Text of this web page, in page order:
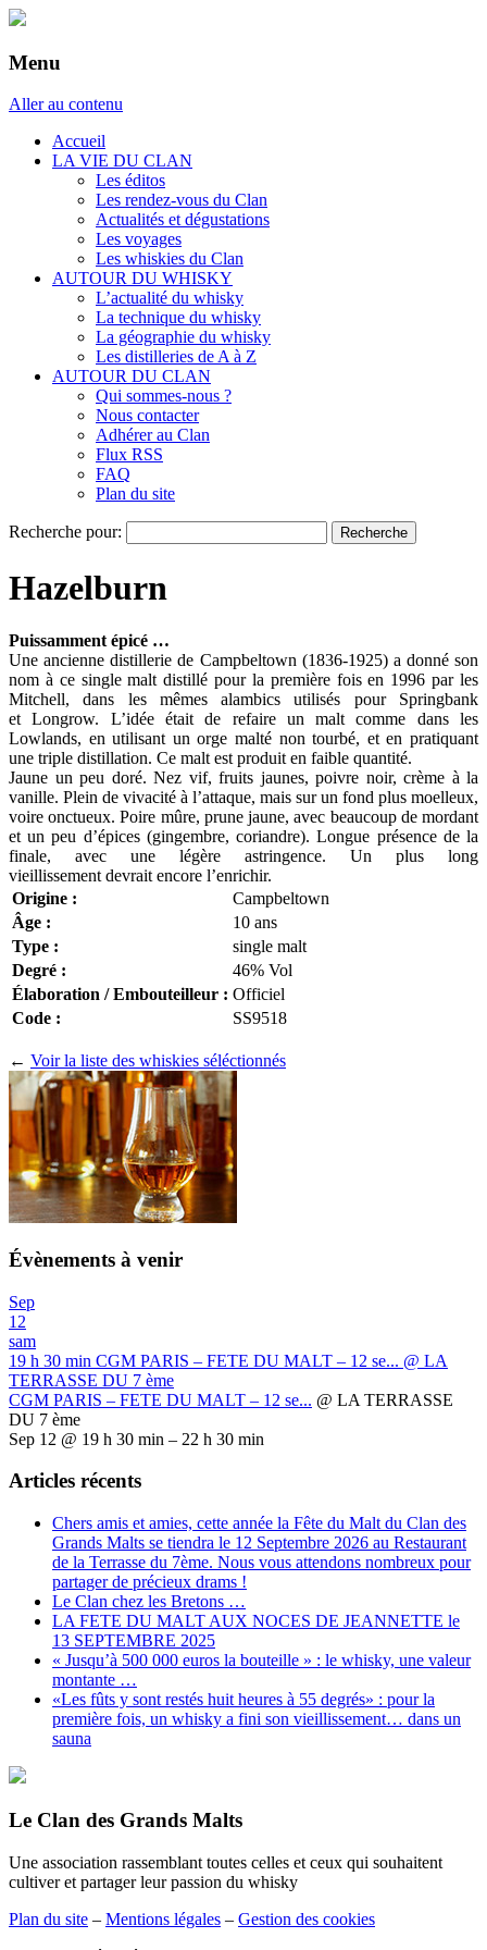
Menu
Aller au contenu
Accueil
LA VIE DU CLAN
Les éditos
Les rendez-vous du Clan
Actualités et dégustations
Les voyages
Les whiskies du Clan
AUTOUR DU WHISKY
L’actualité du whisky
La technique du whisky
La géographie du whisky
Les distilleries de A à Z
AUTOUR DU CLAN
Qui sommes-nous ?
Nous contacter
Adhérer au Clan
Flux RSS
FAQ
Plan du site
Recherche pour:
Hazelburn
Puissamment épicé …
Une ancienne distillerie de Campbeltown (1836-1925) a donné son
nom à ce single malt distillé pour la première fois en 1996 par les
Mitchell, dans les mêmes alambics utilisés pour Springbank
et Longrow. L’idée était de refaire un malt comme dans les
Lowlands, en utilisant un orge malté non tourbé, et en pratiquant
une triple distillation. Ce malt est produit en faible quantité.
Jaune un peu doré. Nez vif, fruits jaunes, poivre noir, crème à la
vanille. Plein de vivacité à l’attaque, mais sur un fond plus moelleux,
voire onctueux. Poire mûre, prune jaune, avec beaucoup de mordant
et un peu d’épices (gingembre, coriandre). Longue présence de la
finale, avec une légère astringence. Un plus long
vieillissement devrait encore l’enrichir.
Origine :
Campbeltown
Âge :
10 ans
Type :
single malt
Degré :
46% Vol
Élaboration / Embouteilleur : Officiel
Code :
SS9518
← Voir la liste des whiskies séléctionnés
Évènements à venir
Sep
12
sam
19 h 30 min CGM PARIS – FETE DU MALT – 12 se... @ LA
TERRASSE DU 7 ème
CGM PARIS – FETE DU MALT – 12 se... @ LA TERRASSE
DU 7 ème
Sep 12 @ 19 h 30 min – 22 h 30 min
Articles récents
Chers amis et amies, cette année la Fête du Malt du Clan des
Grands Malts se tiendra le 12 Septembre 2026 au Restaurant
de la Terrasse du 7ème. Nous vous attendons nombreux pour
partager de précieux drams !
Le Clan chez les Bretons …
LA FETE DU MALT AUX NOCES DE JEANNETTE le
13 SEPTEMBRE 2025
« Jusqu’à 500 000 euros la bouteille » : le whisky, une valeur
montante …
«Les fûts y sont restés huit heures à 55 degrés» : pour la
première fois, un whisky a fini son vieillissement… dans un
sauna
Le Clan des Grands Malts
Une association rassemblant toutes celles et ceux qui souhaitent
cultiver et partager leur passion du whisky
Plan du site – Mentions légales – Gestion des cookies